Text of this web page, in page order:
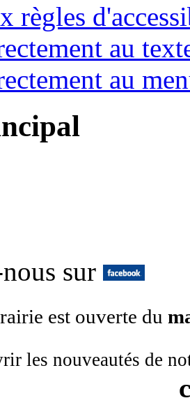
règles
au
au
sur
est ouverte du
les nouveautés de